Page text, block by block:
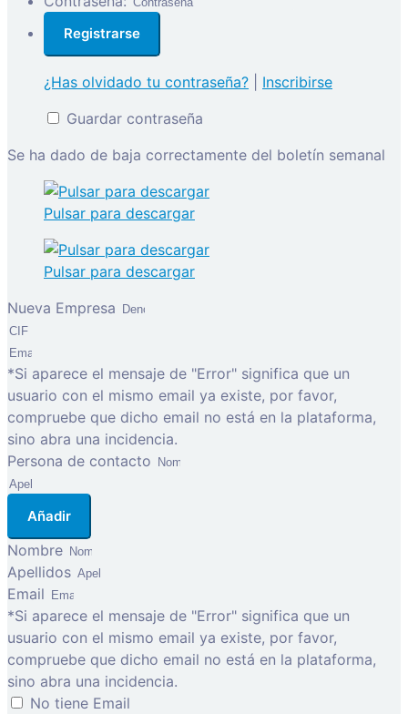
¿Has olvidado tu contraseña?
Inscribirse
Guardar contraseña
Se ha dado de baja correctamente del boletín semanal
Pulsar para descargar
Pulsar para descargar
Nueva Empresa
*Si aparece el mensaje de "Error" significa que un
usuario con el mismo email ya existe, por favor,
compruebe que dicho email no está en la plataforma,
sino abra una incidencia.
Persona de contacto
Añadir
Nombre
Apellidos
Email
*Si aparece el mensaje de "Error" significa que un
usuario con el mismo email ya existe, por favor,
compruebe que dicho email no está en la plataforma,
sino abra una incidencia.
No tiene Email